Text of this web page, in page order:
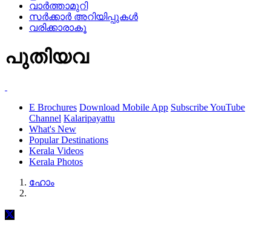
വാര്‍ത്താമുറി
സര്‍ക്കാര്‍ അറിയിപ്പുകള്‍
വരിക്കാരാകൂ
പുതിയവ
E Brochures Download Mobile App Subscribe YouTube
Channel Kalaripayattu
What's New
Popular Destinations
Kerala Videos
Kerala Photos
ഹോം